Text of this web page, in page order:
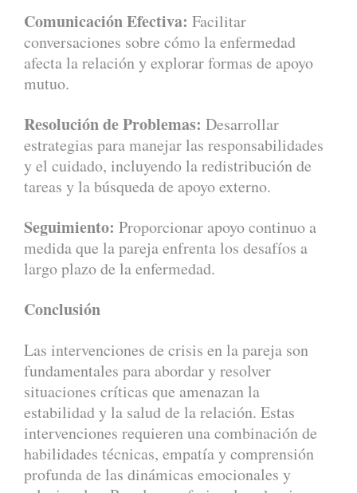
Comunicación Efectiva: Facilitar
conversaciones sobre cómo la enfermedad
afecta la relación y explorar formas de apoyo
mutuo.
Resolución de Problemas: Desarrollar
estrategias para manejar las responsabilidades
y el cuidado, incluyendo la redistribución de
tareas y la búsqueda de apoyo externo.
Seguimiento: Proporcionar apoyo continuo a
medida que la pareja enfrenta los desafíos a
largo plazo de la enfermedad.
Conclusión
Las intervenciones de crisis en la pareja son
fundamentales para abordar y resolver
situaciones críticas que amenazan la
estabilidad y la salud de la relación. Estas
intervenciones requieren una combinación de
habilidades técnicas, empatía y comprensión
profunda de las dinámicas emocionales y